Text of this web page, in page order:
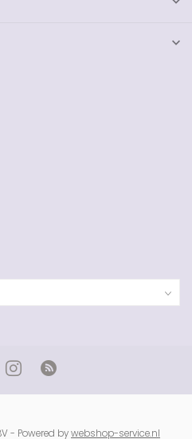
- Powered bywebshop-service.nl